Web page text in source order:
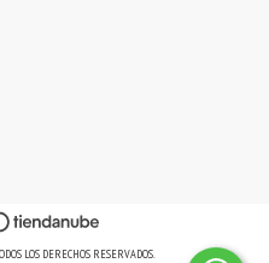
LOS DERECHOS RESERVADOS.